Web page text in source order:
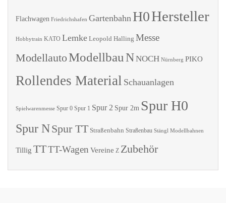
Flachwagen Friedrichshafen Gartenbahn H0Hersteller
Hobbytrain KATO Lemke Leopold Halling Messe
ModellautoModellbauNNOCH Nürnberg PIKO
Rollendes Material Schauanlagen
Spielwarenmesse Spur 0 Spur 1 Spur 2 Spur 2m Spur H0
Spur NSpur TT Straßenbahn Straßenbau Stängl Modellbahnen
Tillig TTTT-Wagen Vereine Z Zubehör